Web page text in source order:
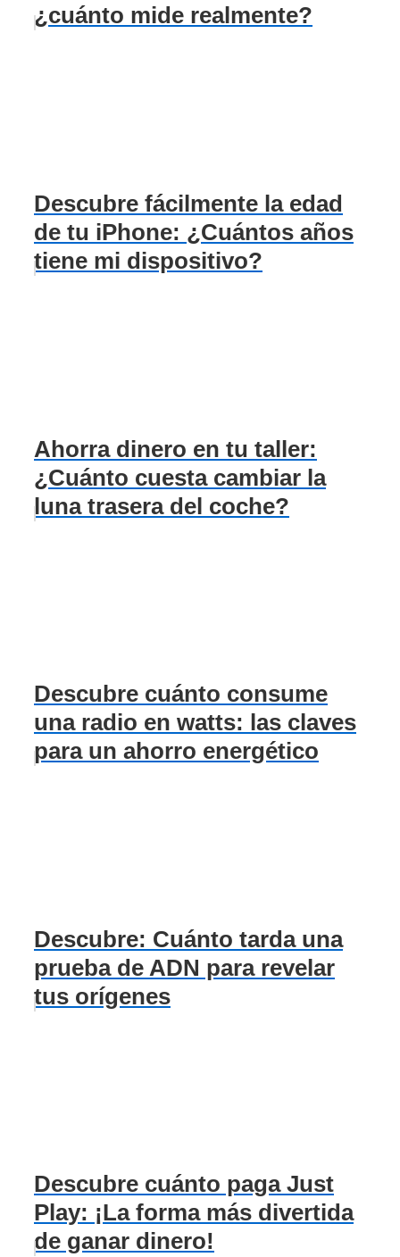
¿cuánto mide realmente?
Descubre fácilmente la edad
de tu iPhone: ¿Cuántos años
tiene mi dispositivo?
Ahorra dinero en tu taller:
¿Cuánto cuesta cambiar la
luna trasera del coche?
Descubre cuánto consume
una radio en watts: las claves
para un ahorro energético
Descubre: Cuánto tarda una
prueba de ADN para revelar
tus orígenes
Descubre cuánto paga Just
Play: ¡La forma más divertida
de ganar dinero!